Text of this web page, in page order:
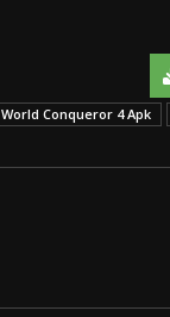
World Conqueror 4 Apk